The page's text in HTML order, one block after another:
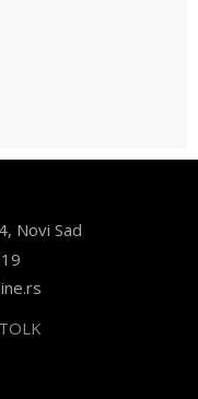
Novi Sad